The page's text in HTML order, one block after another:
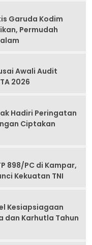
Garuda Kodim
Permudah
Awali Audit
2026
Hadiri Peringatan
Ciptakan
898/PC di Kampar,
Kekuatan TNI
Kesiapsiagaan
dan Karhutla Tahun